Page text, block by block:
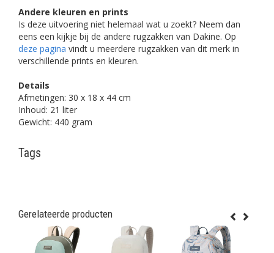
Andere kleuren en prints
Is deze uitvoering niet helemaal wat u zoekt? Neem dan
eens een kijkje bij de andere rugzakken van Dakine. Op
deze pagina vindt u meerdere rugzakken van dit merk in
verschillende prints en kleuren.
Details
Afmetingen: 30 x 18 x 44 cm
Inhoud: 21 liter
Gewicht: 440 gram
Tags
Gerelateerde producten